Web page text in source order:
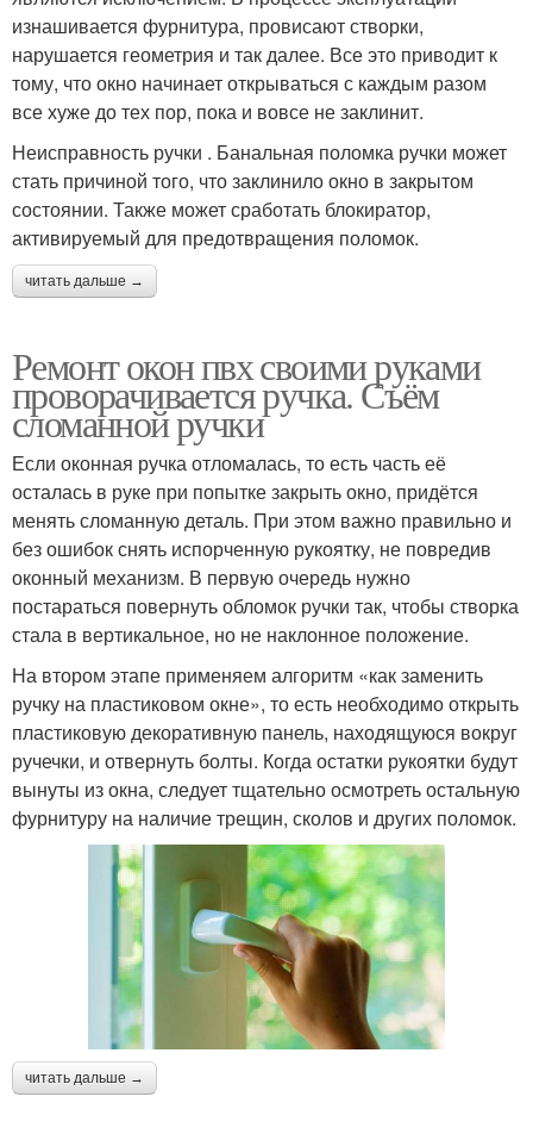
изнашивается фурнитура, провисают створки,
нарушается геометрия и так далее. Все это приводит к
тому, что окно начинает открываться с каждым разом
все хуже до тех пор, пока и вовсе не заклинит.
Неисправность ручки . Банальная поломка ручки может
стать причиной того, что заклинило окно в закрытом
состоянии. Также может сработать блокиратор,
активируемый для предотвращения поломок.
читать дальше →
Ремонт окон пвх своими руками
проворачивается ручка. Съём
сломанной ручки
Если оконная ручка отломалась, то есть часть её
осталась в руке при попытке закрыть окно, придётся
менять сломанную деталь. При этом важно правильно и
без ошибок снять испорченную рукоятку, не повредив
оконный механизм. В первую очередь нужно
постараться повернуть обломок ручки так, чтобы створка
стала в вертикальное, но не наклонное положение.
На втором этапе применяем алгоритм «как заменить
ручку на пластиковом окне», то есть необходимо открыть
пластиковую декоративную панель, находящуюся вокруг
ручечки, и отвернуть болты. Когда остатки рукоятки будут
вынуты из окна, следует тщательно осмотреть остальную
фурнитуру на наличие трещин, сколов и других поломок.
читать дальше →